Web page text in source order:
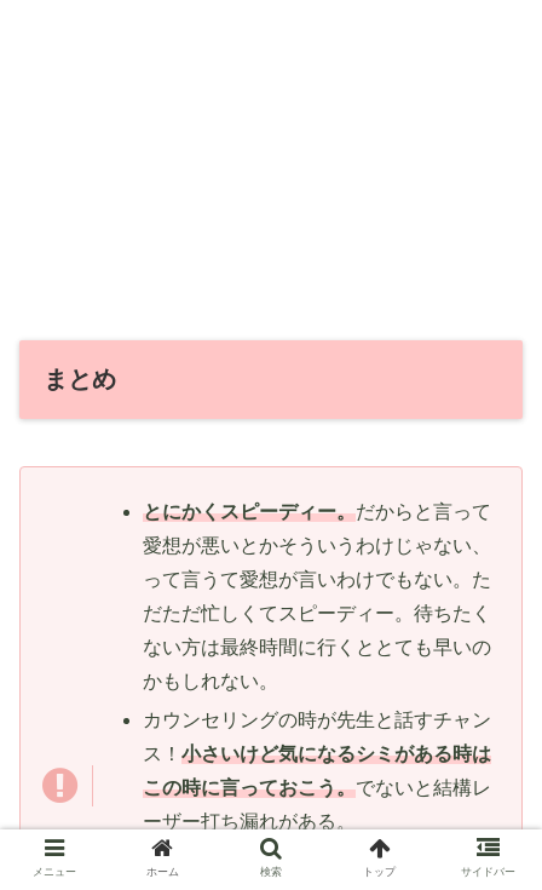
まとめ
とにかくスピーディー。だからと言って
愛想が悪いとかそういうわけじゃない、
って言うて愛想が言いわけでもない。た
だただ忙しくてスピーディー。待ちたく
ない方は最終時間に行くととても早いの
かもしれない。
カウンセリングの時が先生と話すチャン
ス！小さいけど気になるシミがある時は
この時に言っておこう。でないと結構レ
ーザー打ち漏れがある。
他の人のシミ取り情報いろいろ見てる
メニュー ホーム 検索 トップ サイドバー